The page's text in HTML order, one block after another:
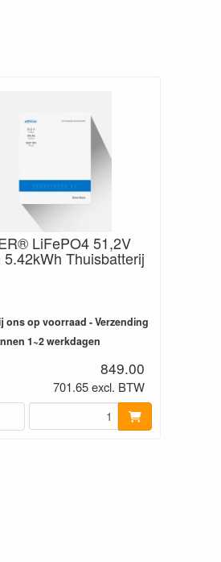
LiFePO4 51,2V
5.42kWh Thuisbatterij
ons op voorraad - Verzending
1~2 werkdagen
849.00
701.65 excl. BTW